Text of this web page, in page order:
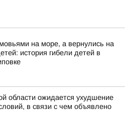
на море, а вернулись на
история гибели детей в
области ожидается ухудшение
в связи с чем объявлено